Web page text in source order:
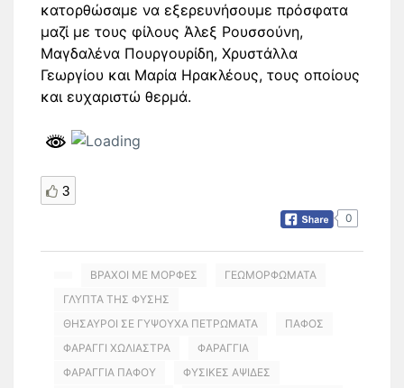
κατορθώσαμε να εξερευνήσουμε πρόσφατα
μαζί με τους φίλους Άλεξ Ρουσσούνη,
Μαγδαλένα Πουργουρίδη, Χρυστάλλα
Γεωργίου και Μαρία Ηρακλέους, τους οποίους
και ευχαριστώ θερμά.
3
0
ΒΡΑΧΟΙ ΜΕ ΜΟΡΦΕΣ
ΓΕΩΜΟΡΦΩΜΑΤΑ
ΓΛΥΠΤΑ ΤΗΣ ΦΥΣΗΣ
ΘΗΣΑΥΡΟΙ ΣΕ ΓΥΨΟΥΧΑ ΠΕΤΡΩΜΑΤΑ
ΠΑΦΟΣ
ΦΑΡΑΓΓΙ ΧΩΛΙΑΣΤΡΑ
ΦΑΡΑΓΓΙΑ
ΦΑΡΑΓΓΙΑ ΠΑΦΟΥ
ΦΥΣΙΚΕΣ ΑΨΙΔΕΣ